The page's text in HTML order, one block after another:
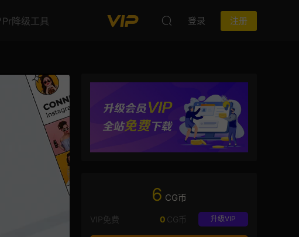
Pr降级工具 登录 注册
6 CG币
VIP免费 升级VIP
0 CG币